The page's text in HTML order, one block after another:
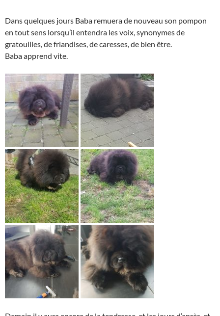
Dans quelques jours Baba remuera de nouveau son pompon
en tout sens lorsqu’il entendra les voix, synonymes de
gratouilles, de friandises, de caresses, de bien être.
Baba apprend vite.